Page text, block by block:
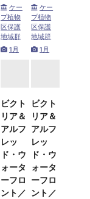
ケー
プ植物
区保護
地域群
1月
ケー
プ植物
区保護
地域群
1月
ビクト
リア＆
アルフ
レッ
ド・ウ
ォータ
ーフロ
ント／
ビクト
リア＆
アルフ
レッ
ド・ウ
ォータ
ーフロ
ント／